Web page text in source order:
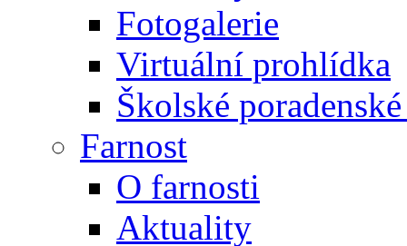
Fotogalerie
Virtuální prohlídka
Školské
Farnost
O farnosti
Aktuality